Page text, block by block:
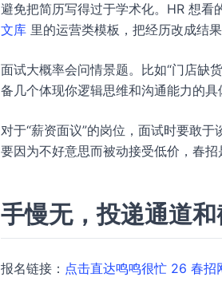
避免把简历写得过于学术化。HR 想
文库 里的运营类模板，把经历改成结果
面试大概率会问情景题。比如“门店缺
备几个体现你逻辑思维和沟通能力的具
对于“薪资面议”的岗位，面试时要敢
要因为不好意思而被动接受低价，春招
手慢无，投递通道
报名链接： 点击直达鸣鸣很忙 26 春招